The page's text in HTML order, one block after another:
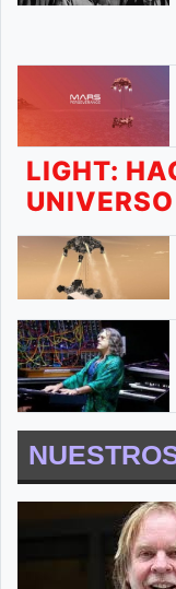
LIGHT:
UNIVERSO